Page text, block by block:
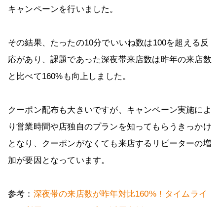
キャンペーンを行いました。
その結果、たったの10分でいいね数は100を超える反
応があり、課題であった深夜帯来店数は昨年の来店数
と比べて160%も向上しました。
クーポン配布も大きいですが、キャンペーン実施によ
り営業時間や店独自のプランを知ってもらうきっかけ
となり、クーポンがなくても来店するリピーターの増
加が要因となっています。
参考： 深夜帯の来店数が昨年対比160%！タイムライ